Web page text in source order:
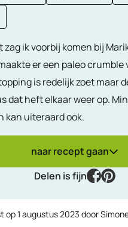
zag ik voorbij komen bij
er een paleo crumble
is redelijk zoet maar
dat heft elkaar weer op.
kan uiteraard ook.
naar recept gaan
Delen is fijn
op1 augustus 2023 door